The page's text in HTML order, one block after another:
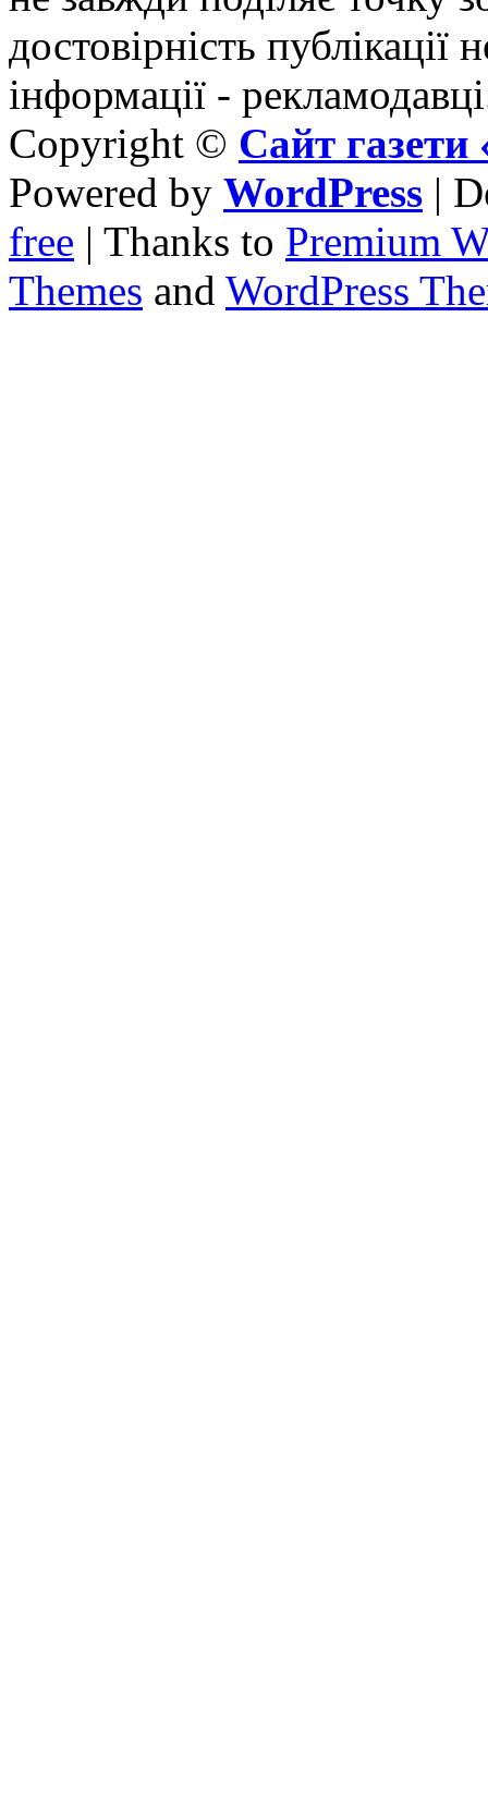
достовірність публікації
інформації -
Copyright © Сайт
Powered by WordPress |
free | Thanks to Premium
Themes and WordPress